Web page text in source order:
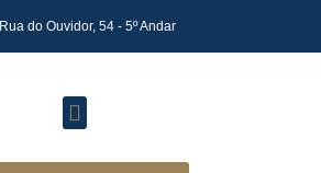
Rua do Ouvidor, 54 - 5º Andar